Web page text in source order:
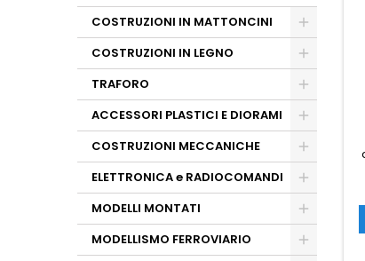
COSTRUZIONI IN MATTONCINI
COSTRUZIONI IN LEGNO
TRAFORO
ACCESSORI PLASTICI E DIORAMI
COSTRUZIONI MECCANICHE
ELETTRONICA e RADIOCOMANDI
MODELLI MONTATI
MODELLISMO FERROVIARIO